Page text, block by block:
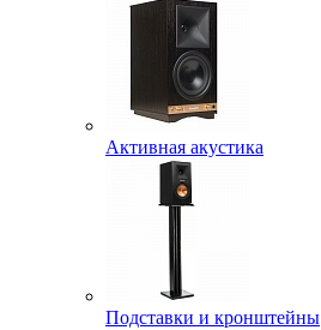
Активная акустика
Подставки и кронштейны